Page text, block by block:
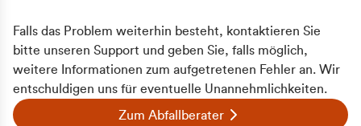
Falls das Problem weiterhin besteht, kontaktieren Sie
bitte unseren Support und geben Sie, falls möglich,
weitere Informationen zum aufgetretenen Fehler an. Wir
entschuldigen uns für eventuelle Unannehmlichkeiten.
Zum Abfallberater